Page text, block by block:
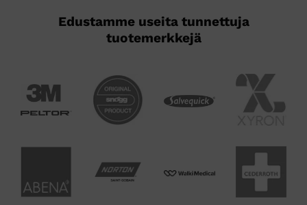
Edustamme useita tunnettuja
tuotemerkkejä